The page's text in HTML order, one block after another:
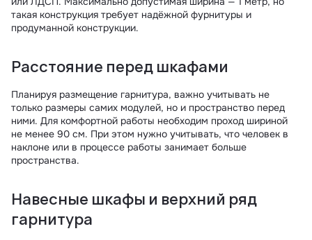
такая конструкция требует надёжной фурнитуры и
продуманной конструкции.
Расстояние перед шкафами
Планируя размещение гарнитура, важно учитывать не
только размеры самих модулей, но и пространство перед
ними. Для комфортной работы необходим проход шириной
не менее 90 см. При этом нужно учитывать, что человек в
наклоне или в процессе работы занимает больше
пространства.
Навесные шкафы и верхний ряд
гарнитура